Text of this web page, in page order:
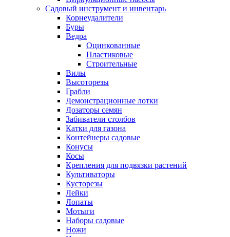
Садовый инструмент и инвентарь
Корнеудалители
Буры
Ведра
Оцинкованные
Пластиковые
Строительные
Вилы
Высоторезы
Грабли
Демонстрационные лотки
Дозаторы семян
Забиватели столбов
Катки для газона
Контейнеры садовые
Конусы
Косы
Крепления для подвязки растений
Культиваторы
Кусторезы
Лейки
Лопаты
Мотыги
Наборы садовые
Ножи